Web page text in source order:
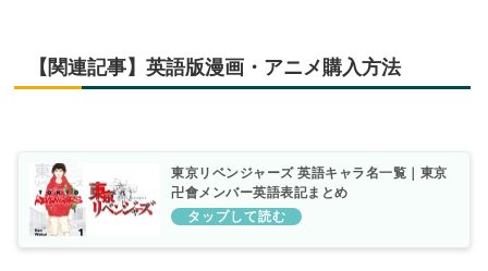
【関連記事】英語版漫画・アニメ購入方法
東京リベンジャーズ 英語キャラ名一覧｜東京
卍會メンバー英語表記まとめ